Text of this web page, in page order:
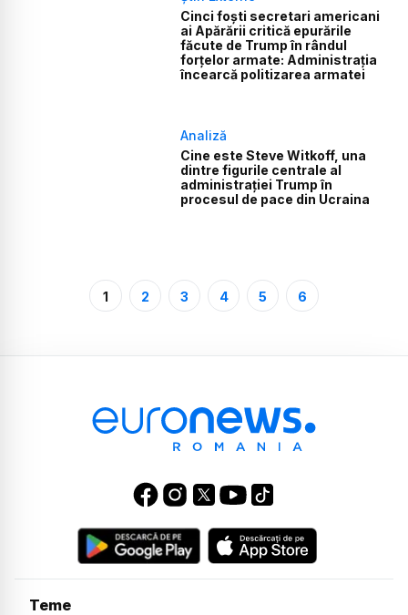
Cinci foști secretari americani
ai Apărării critică epurările
făcute de Trump în rândul
forțelor armate: Administrația
încearcă politizarea armatei
Analiză
Cine este Steve Witkoff, una
dintre figurile centrale al
administrației Trump în
procesul de pace din Ucraina
1 2 3 4 5 6
Teme